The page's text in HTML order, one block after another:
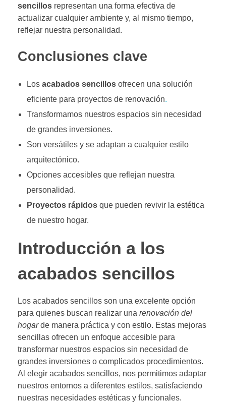
sencillos representan una forma efectiva de
actualizar cualquier ambiente y, al mismo tiempo,
reflejar nuestra personalidad.
Conclusiones clave
Los acabados sencillosofrecen una solución
eficiente para proyectos de renovación.
Transformamos nuestros espacios sin necesidad
de grandes inversiones.
Son versátiles y se adaptan a cualquier estilo
arquitectónico.
Opciones accesibles que reflejan nuestra
personalidad.
Proyectos rápidosque pueden revivir la estética
de nuestro hogar.
Introducción a los
acabados sencillos
Los acabados sencillos son una excelente opción
para quienes buscan realizar una renovación del
hogarde manera práctica y con estilo. Estas mejoras
sencillas ofrecen un enfoque accesible para
transformar nuestros espacios sin necesidad de
grandes inversiones o complicados procedimientos.
Al elegir acabados sencillos, nos permitimos adaptar
nuestros entornos a diferentes estilos, satisfaciendo
nuestras necesidades estéticas y funcionales.